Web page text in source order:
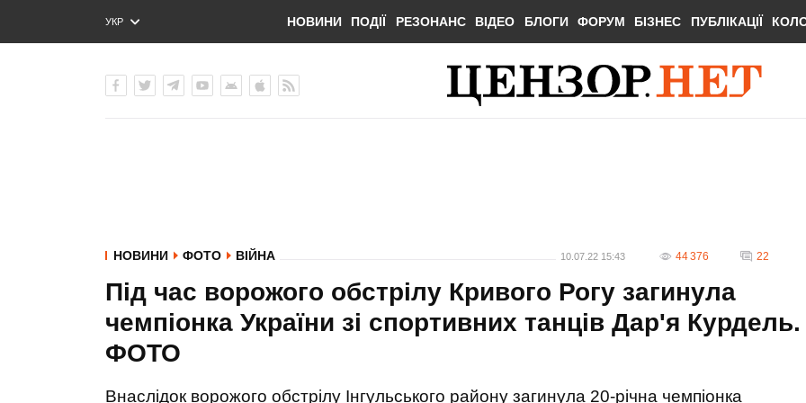
УКР
ENG
НОВИНИ ПОДІЇ РЕЗОНАНС ВІДЕО БЛОГИ ФОРУМ БІЗНЕС ПУБЛІКАЦІЇ
НОВИНИ ФОТО ВІЙНА 10.07.22 15:43 44 376 22
Під час ворожого обстрілу Кривого Рогу загинула
чемпіонка України зі спортивних танців Дар'я Курдель.
ФОТО
Внаслідок ворожого обстрілу Інгульського району загинула 20-річна чемпіонка